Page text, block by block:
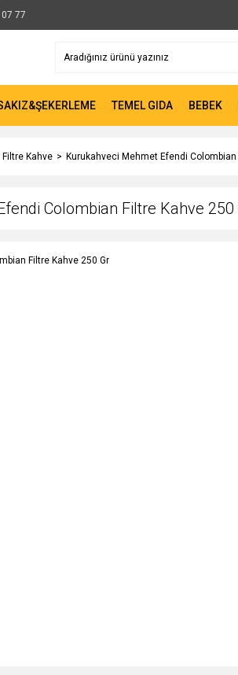
77
TEMEL GIDA BEBEK
Filtre Kahve Kurukahveci Mehmet Efendi
Colombian Filtre Kahve 250